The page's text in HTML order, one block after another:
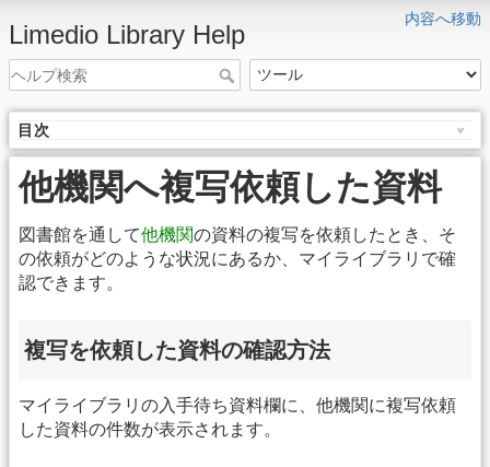
内容へ移動
Limedio Library Help
目次
他機関へ複写依頼した資料
図書館を通して他機関の資料の複写を依頼したとき、そ
の依頼がどのような状況にあるか、マイライブラリで確
認できます。
複写を依頼した資料の確認方法
マイライブラリの入手待ち資料欄に、他機関に複写依頼
した資料の件数が表示されます。